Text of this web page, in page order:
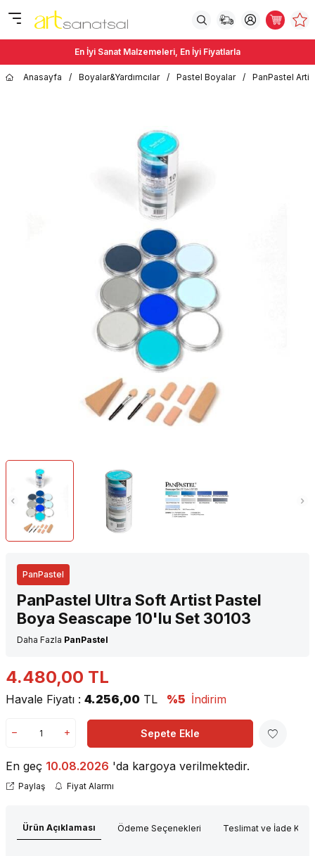
En İyi Sanat Malzemeleri, En İyi Fiyatlarla
Anasayfa / Boyalar&Yardımcılar / Pastel Boyalar / PanPastel
PanPastel
PanPastel Ultra Soft Artist Pastel
Boya Seascape 10'lu Set 30103
Daha Fazla PanPastel
4.480,00 TL
Havale Fiyatı : 4.256,00 TL %5 İndirim
Sepete Ekle
En geç 10.08.2026 'da kargoya verilmektedir.
Paylaş Fiyat Alarmı
Ürün Açıklaması Ödeme Seçenekleri Teslimat ve İade